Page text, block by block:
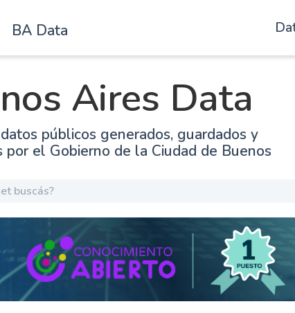
BA Data
Aires Data
públicos generados, guardados y
por el Gobierno de la Ciudad de Buenos